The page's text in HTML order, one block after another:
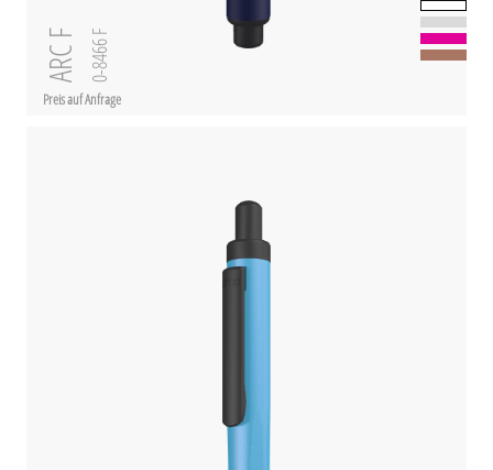
Preis auf Anfrage
ARC F 0-8466 F